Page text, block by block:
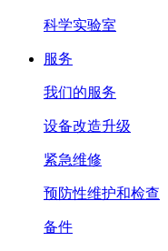
科学实验室
服务
我们的服务
设备改造升级
紧急维修
预防性维护和检查
备件